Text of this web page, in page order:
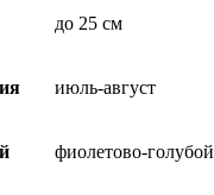
до 25 см
июль-август
фиолетово-голубой